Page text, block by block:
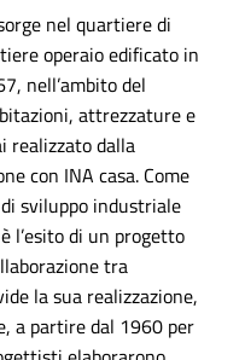
nel quartiere di
operaio edificato in
nell’ambito del
attrezzature e
realizzato dalla
con INA casa. Come
sviluppo industriale
l’esito di un progetto
tra
la sua realizzazione,
a partire dal 1960 per